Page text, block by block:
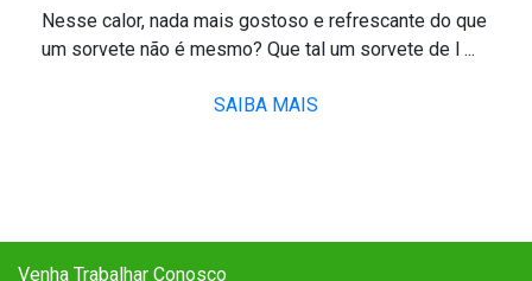
Nesse calor, nada mais gostoso e refrescante do que
um sorvete não é mesmo? Que tal um sorvete de l ...
SAIBA MAIS
Venha Trabalhar Conosco